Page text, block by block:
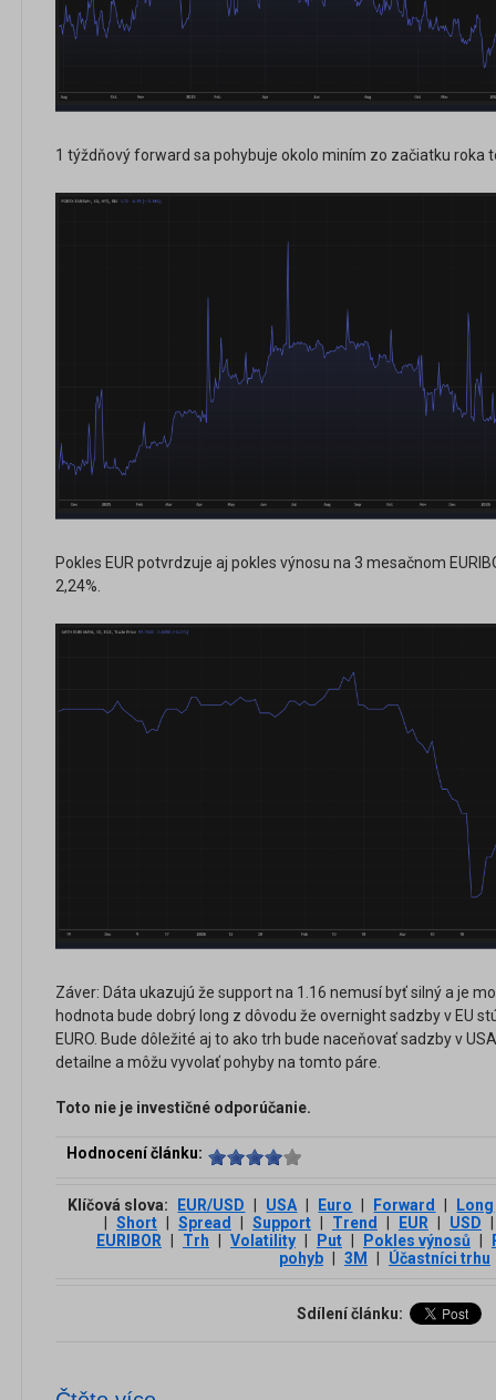
1 týždňový forward sa pohybuje okolo miním zo začiatku roka
Pokles EUR potvrdzuje aj pokles výnosu na 3 mesačnom
2,24%.
Záver: Dáta ukazujú že support na 1.16 nemusí byť silný a je
hodnota bude dobrý long z dôvodu že overnight sadzby v EU
EURO. Bude dôležité aj to ako trh bude naceňovať sadzby v
detailne a môžu vyvolať pohyby na tomto páre.
Toto nie je investičné odporúčanie.
Hodnocení článku:
Klíčová slova: EUR/USD USA Euro Forward
Long
Short Spread Support Trend EUR USD
EURIBOR
Trh Volatility Put Pokles výnosů
pohyb
3М Účastníci trhu
Sdílení článku: